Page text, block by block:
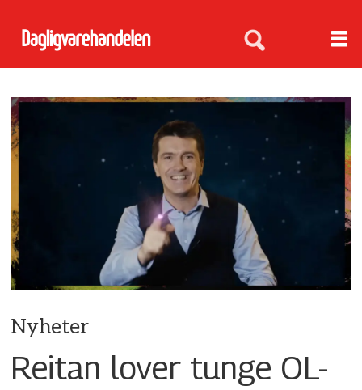
Nyheter
Reitan lover tunge OL-